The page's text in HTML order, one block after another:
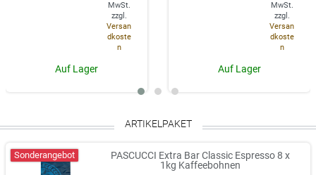
MwSt.
zzgl.
Versan
dkoste
n
Auf Lager
MwSt.
zzgl.
Versan
dkoste
n
Auf Lager
ARTIKELPAKET
Sonderangebot
PASCUCCI Extra Bar Classic Espresso 8 x
1kg Kaffeebohnen